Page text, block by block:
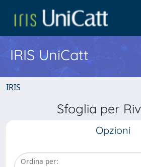
IRIS UniCatt
IRIS
Sfoglia per
Opzioni
Ordina per: